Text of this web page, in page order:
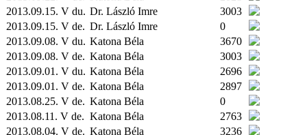
2013.09.15. V du. Dr. László Imre
3003
2013.09.15. V de. Dr. László Imre
0
2013.09.08. V du. Katona Béla
3670
2013.09.08. V de. Katona Béla
3003
2013.09.01. V du. Katona Béla
2696
2013.09.01. V de. Katona Béla
2897
2013.08.25. V de. Katona Béla
0
2013.08.11. V de. Katona Béla
2763
2013.08.04. V de. Katona Béla
3236